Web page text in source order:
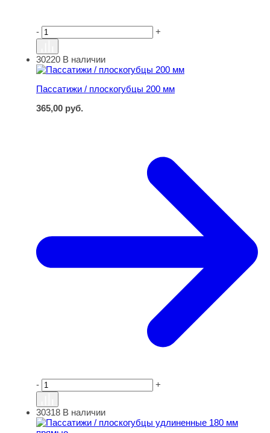
- +
Пассатижи / плоскогубцы 200 мм
30220 В наличии
Пассатижи / плоскогубцы 200 мм
365,00 руб.
- +
Пассатижи / плоскогубцы удлиненные 180 мм прямые
30318 В наличии